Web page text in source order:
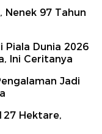
97 Tahun
Piala Dunia 2026
Ini Ceritanya
Jadi
Hektare,